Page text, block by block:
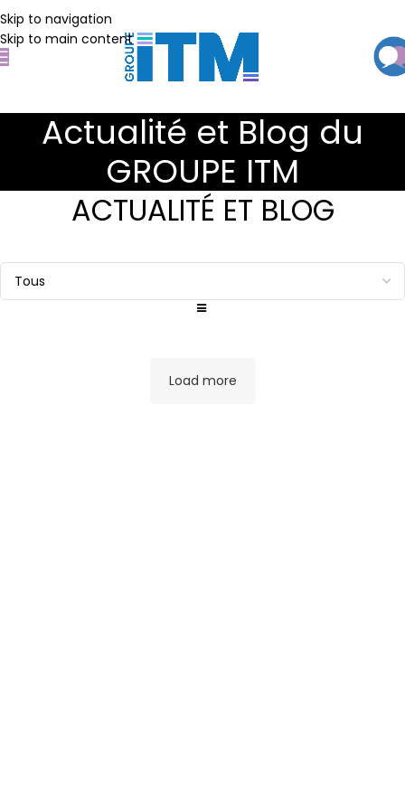
Skip to navigation
Skip to main content
Actualité et Blog du
GROUPE ITM
ACTUALITÉ ET BLOG
Load more